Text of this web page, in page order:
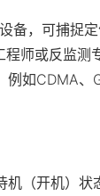
备，可捕捉
师或反监测
例如CDMA、
机（开机）状